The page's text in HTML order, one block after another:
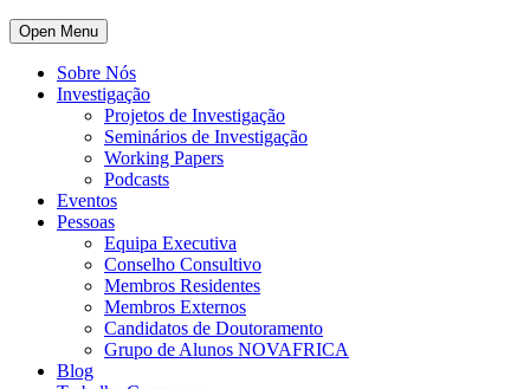
Open Menu
Sobre Nós
Investigação
Projetos de Investigação
Seminários de Investigação
Working Papers
Podcasts
Eventos
Pessoas
Equipa Executiva
Conselho Consultivo
Membros Residentes
Membros Externos
Candidatos de Doutoramento
Grupo de Alunos NOVAFRICA
Blog